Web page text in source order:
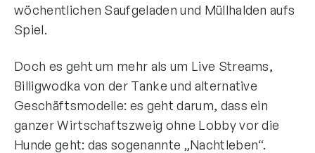
wöchentlichen Saufgeladen und Müllhalden aufs
Spiel.
Doch es geht um mehr als um Live Streams,
Billigwodka von der Tanke und alternative
Geschäftsmodelle: es geht darum, dass ein
ganzer Wirtschaftszweig ohne Lobby vor die
Hunde geht: das sogenannte „Nachtleben“.